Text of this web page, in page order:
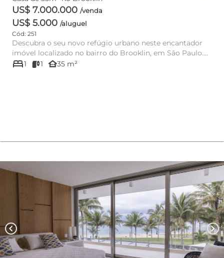
US$ 7.000.000 /venda
US$ 5.000 /aluguel
Cód: 251
Descubra o seu novo refúgio urbano neste encantador
imóvel localizado no bairro do Brooklin, em São Paulo.
Com uma área...
bed1 1 other_houses35 m²
chevron_left chevron_right